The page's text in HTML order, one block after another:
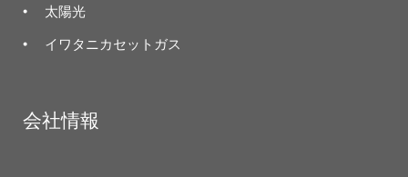
太陽光
イワタニカセットガス
会社情報